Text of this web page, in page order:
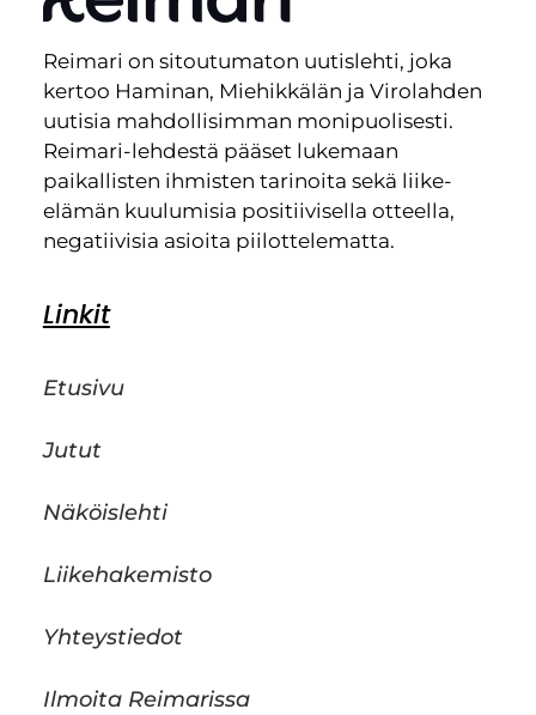
Reimari on sitoutumaton uutislehti, joka
kertoo Haminan, Miehikkälän ja Virolahden
uutisia mahdollisimman monipuolisesti.
Reimari-lehdestä pääset lukemaan
paikallisten ihmisten tarinoita sekä liike-
elämän kuulumisia positiivisella otteella,
negatiivisia asioita piilottelematta.
Linkit
Etusivu
Jutut
Näköislehti
Liikehakemisto
Yhteystiedot
Ilmoita Reimarissa